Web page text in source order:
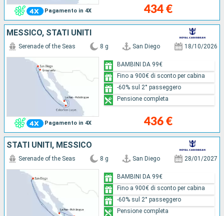
Pagamento in 4X 434 €
MESSICO, STATI UNITI
Pagamento in 4X
Serenade of the Seas 8 g San Diego 18/10/2026
436 €
BAMBINI DA 99€
Fino a 900€ di sconto per cabina
-60% sul 2° passeggero
Pensione completa
STATI UNITI, MESSICO
Serenade of the Seas 8 g San Diego 28/01/2027
BAMBINI DA 99€
Fino a 900€ di sconto per cabina
-60% sul 2° passeggero
Pensione completa